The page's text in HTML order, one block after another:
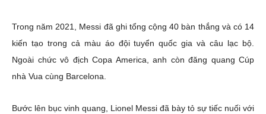
Trong năm 2021, Messi đã ghi tổng cộng 40 bàn thắng và có 14
kiến tạo trong cả màu áo đội tuyển quốc gia và câu lạc bộ.
Ngoài chức vô địch Copa America, anh còn đăng quang Cúp
nhà Vua cùng Barcelona.
Bước lên bục vinh quang, Lionel Messi đã bày tỏ sự tiếc nuối với